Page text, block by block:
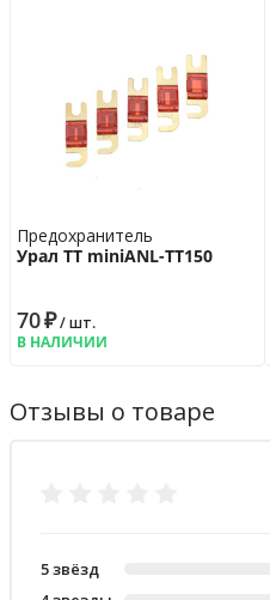
Предохранитель
Урал ТТ miniANL-ТТ150
70₽/ шт.
В НАЛИЧИИ
Отзывы о товаре
5 звёзд